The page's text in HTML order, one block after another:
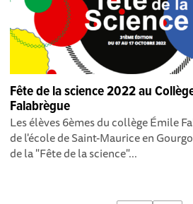
Fête de la science 2022 au
Falabrègue
Les élèves 6èmes du collège Émile
de l'école de Saint-Maurice en
de la "Fête de la science"...